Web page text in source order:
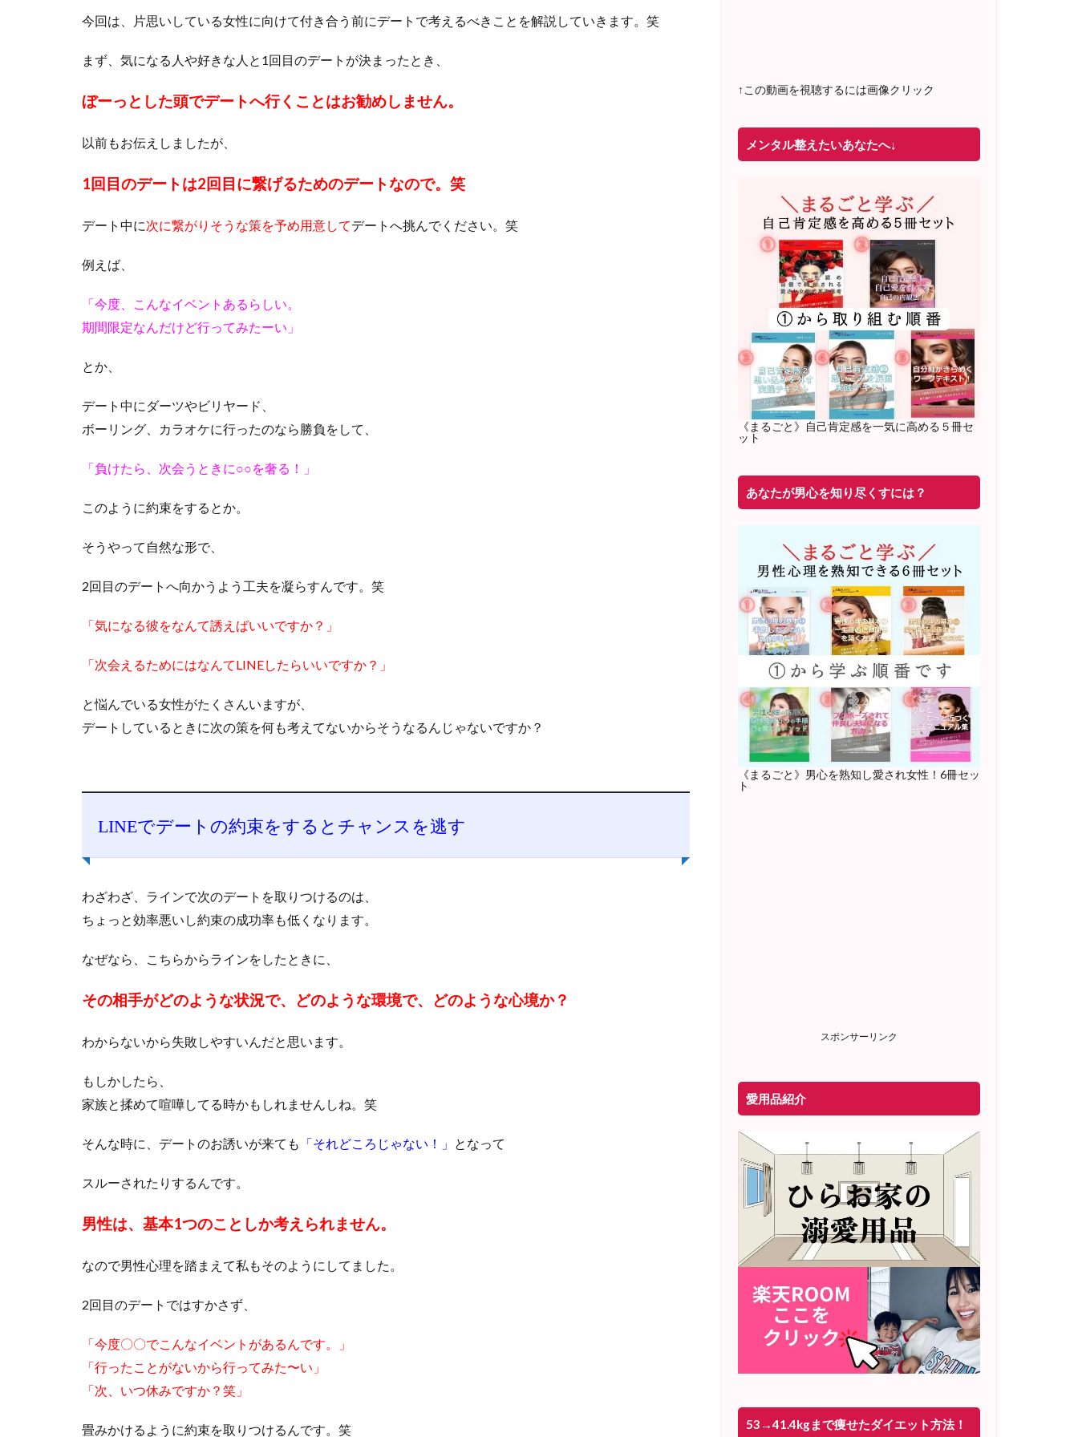
今回は、片思いしている女性に向けて付き合う前にデートで考えるべきことを解説していきます。笑
まず、気になる人や好きな人と1回目のデートが決まったとき、
ぼーっとした頭でデートへ行くことはお勧めしません。
以前もお伝えしましたが、
1回目のデートは2回目に繋げるためのデートなので。笑
デート中に次に繋がりそうな策を予め用意してデートへ挑んでください。笑
例えば、
「今度、こんなイベントあるらしい。
期間限定なんだけど行ってみたーい」
とか、
デート中にダーツやビリヤード、
ボーリング、カラオケに行ったのなら勝負をして、
「負けたら、次会うときに○○を奢る！」
このように約束をするとか。
そうやって自然な形で、
2回目のデートへ向かうよう工夫を凝らすんです。笑
「気になる彼をなんて誘えばいいですか？」
「次会えるためにはなんてLINEしたらいいですか？」
と悩んでいる女性がたくさんいますが、
デートしているときに次の策を何も考えてないからそうなるんじゃないですか？
LINEでデートの約束をするとチャンスを逃す
わざわざ、ラインで次のデートを取りつけるのは、
ちょっと効率悪いし約束の成功率も低くなります。
なぜなら、こちらからラインをしたときに、
その相手がどのような状況で、 どのような環境で、どのような心境か？
わからないから失敗しやすいんだと思います。
もしかしたら、
家族と揉めて喧嘩してる時かもしれませんしね。笑
そんな時に、デートのお誘いが来ても 「それどころじゃない！」 となって
スルーされたりするんです。
男性は、基本1つのことしか考えられません。
なので男性心理を踏まえて私もそのようにしてました。
2回目のデートではすかさず、
「今度〇〇でこんなイベントがあるんです。」
「行ったことがないから行ってみた〜い」
「次、いつ休みですか？笑」
畳みかけるように約束を取りつけるんです。笑
2022年2月〜6月 男性心理グループレッ
スン 20名様満席
2019年6月 恋愛コーチとして活動を開始
↑この動画を視聴するには画像クリック
メンタル整えたいあなたへ↓
《まるごと》自己肯定感を一気に高める５冊セ
ット
あなたが男心を知り尽くすには？
《まるごと》男心を熟知し愛され女性！6冊セッ
ト
スポンサーリンク
愛用品紹介
53→41.4kgまで痩せたダイエット方法！